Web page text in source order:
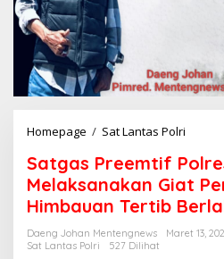
Homepage / Sat Lantas Polri
t
g
a
s
P
Satgas Preemtif
Melaksanakan Giat
Himbauan Tertib
Daeng Johan Mentengnews
Maret 13,
Sat Lantas Polri
527 Dilihat